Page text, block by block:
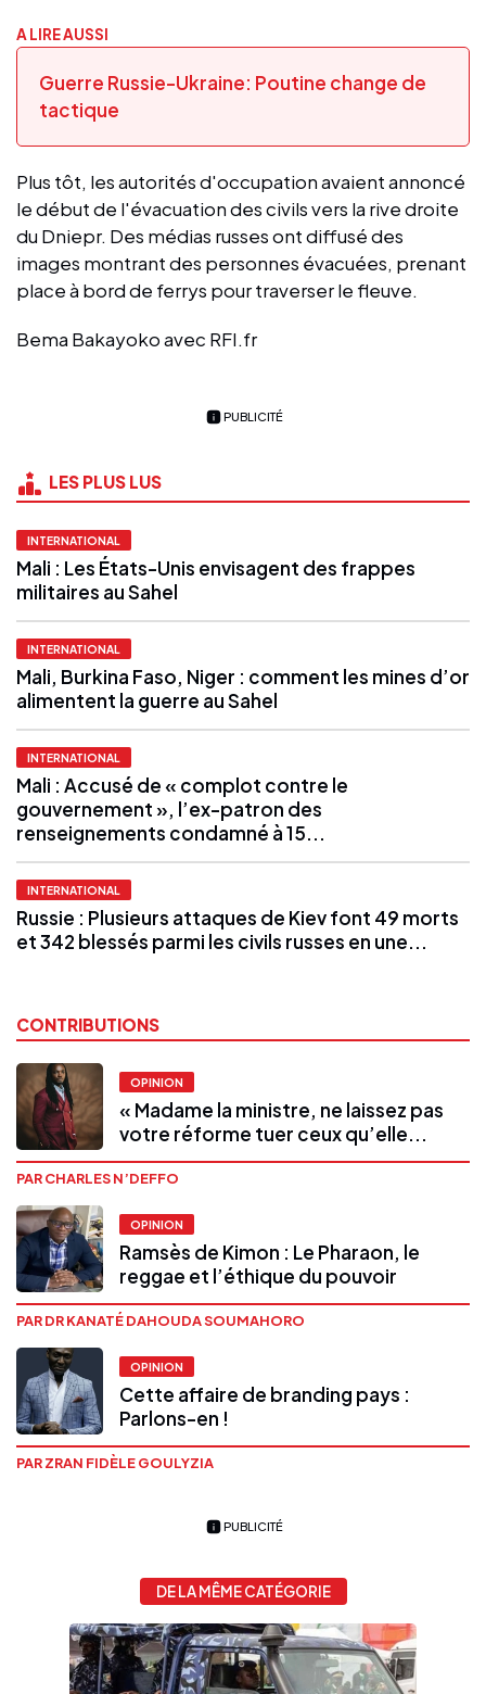
A LIRE AUSSI
Guerre Russie-Ukraine: Poutine change de
tactique
Plus tôt, les autorités d'occupation avaient annoncé
le début de l'évacuation des civils vers la rive droite
du Dniepr. Des médias russes ont diffusé des
images montrant des personnes évacuées, prenant
place à bord de ferrys pour traverser le fleuve.
Bema Bakayoko avec RFI.fr
PUBLICITÉ
LES PLUS LUS
INTERNATIONAL
Mali : Les États-Unis envisagent des frappes
militaires au Sahel
INTERNATIONAL
Mali, Burkina Faso, Niger : comment les mines d’or
alimentent la guerre au Sahel
INTERNATIONAL
Mali : Accusé de « complot contre le
gouvernement », l’ex-patron des
renseignements condamné à 15...
INTERNATIONAL
Russie : Plusieurs attaques de Kiev font 49 morts
et 342 blessés parmi les civils russes en une...
CONTRIBUTIONS
OPINION
« Madame la ministre, ne laissez pas
votre réforme tuer ceux qu’elle...
PAR CHARLES N’DEFFO
OPINION
Ramsès de Kimon : Le Pharaon, le
reggae et l’éthique du pouvoir
PAR DR KANATÉ DAHOUDA SOUMAHORO
OPINION
Cette affaire de branding pays :
Parlons-en !
PAR ZRAN FIDÈLE GOULYZIA
PUBLICITÉ
DE LA MÊME CATÉGORIE